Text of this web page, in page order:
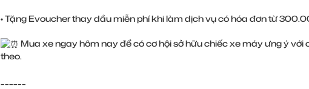
• Tặng Evoucher thay dầu miễn phí khi làm dịch vụ có hóa đơn từ
Mua xe ngay hôm nay để có cơ hội sở hữu chiếc xe máy ưng ý
theo.